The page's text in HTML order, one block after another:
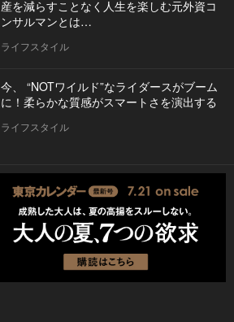
産を減らすことなく人生を楽しむ元外資コ
ンサルマンとは…
ライフスタイル
今、 “NOTワイルド”なライダースがブーム
に！柔らかな質感がスマートさを演出する
ライフスタイル